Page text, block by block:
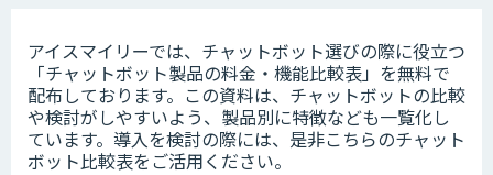
アイスマイリーでは、チャットボット選びの際に役立つ
「チャットボット製品の料金・機能比較表」を無料で
配布しております。この資料は、チャットボットの比較
や検討がしやすいよう、製品別に特徴なども一覧化し
ています。導入を検討の際には、是非こちらのチャット
ボット比較表をご活用ください。